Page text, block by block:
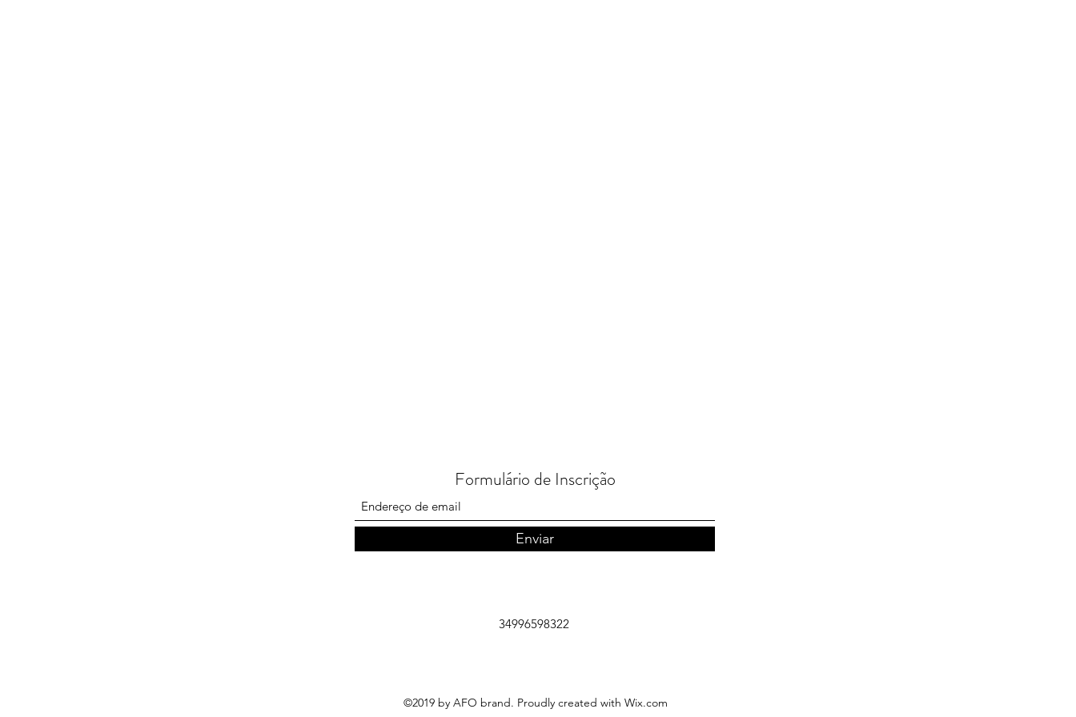
Formulário de Inscrição
Enviar
34996598322
©2019 by AFO brand. Proudly created with Wix.com